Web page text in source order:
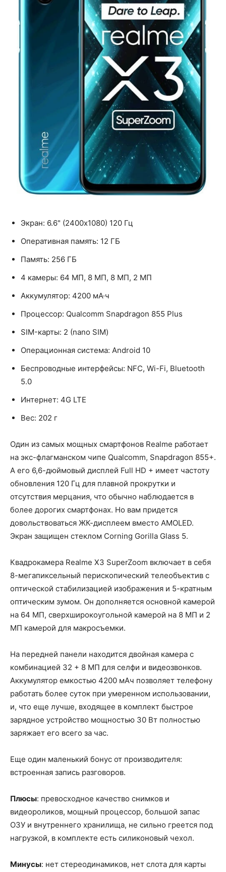
Экран: 6.6" (2400x1080) 120 Гц
Оперативная память: 12 ГБ
Память: 256 ГБ
4 камеры: 64 МП, 8 МП, 8 МП, 2 МП
Аккумулятор: 4200 мА·ч
Процессор: Qualcomm Snapdragon 855 Plus
SIM-карты: 2 (nano SIM)
Операционная система: Android 10
Беспроводные интерфейсы: NFC, Wi-Fi, Bluetooth
5.0
Интернет: 4G LTE
Вес: 202 г
Один из самых мощных смартфонов Realme работает
на экс-флагманском чипе Qualcomm, Snapdragon 855+.
А его 6,6-дюймовый дисплей Full HD + имеет частоту
обновления 120 Гц для плавной прокрутки и
отсутствия мерцания, что обычно наблюдается в
более дорогих смартфонах. Но вам придется
довольствоваться ЖК-дисплеем вместо AMOLED.
Экран защищен стеклом Corning Gorilla Glass 5.
Квадрокамера Realme X3 SuperZoom включает в себя
8-мегапиксельный перископический телеобъектив с
оптической стабилизацией изображения и 5-кратным
оптическим зумом. Он дополняется основной камерой
на 64 МП, сверхширокоугольной камерой на 8 МП и 2
МП камерой для макросъемки.
На передней панели находится двойная камера с
комбинацией 32 + 8 МП для селфи и видеозвонков.
Аккумулятор емкостью 4200 мАч позволяет телефону
работать более суток при умеренном использовании,
и, что еще лучше, входящее в комплект быстрое
зарядное устройство мощностью 30 Вт полностью
заряжает его всего за час.
Еще один маленький бонус от производителя:
встроенная запись разговоров.
Плюсы: превосходное качество снимков и
видеороликов, мощный процессор, большой запас
ОЗУ и внутреннего хранилища, не сильно греется под
нагрузкой, в комплекте есть силиконовый чехол.
Минусы: нет стереодинамиков, нет слота для карты